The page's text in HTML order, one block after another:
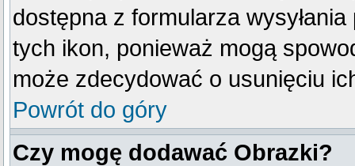
dostępna z formularza
tych ikon, ponieważ mogą
może zdecydować o usunięciu
Powrót do góry
Czy mogę dodawać Obrazki?